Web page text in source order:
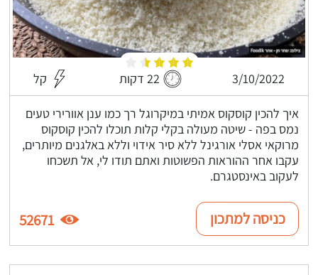
3/10/2022 22 דקות קל
איך להכין קוסקוס אמיתי במיקרוגל רך כמו ענן אוורירי טעים
נמס בפה - שיטה מעולה בקלי קלות תוכלו להכין קוסקוס
מרוקאי אסלי אורגינל ללא סיר אידוי וללא באלגנים מיותרים,
עקבו אחר ההוראות הפשוטות ואתם תודו לי, אל תשכחו
לעקוב באינסטגרם.
כניסה למתכון 52671